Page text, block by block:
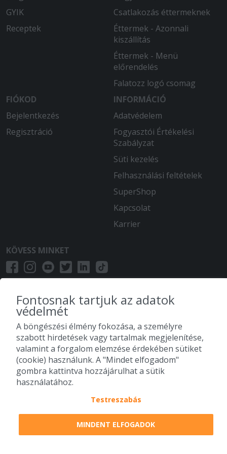
Köszönjük,minden finom volt,és külön
köszönöm,hogy mindig figyelembe
A rendelt ételek nagyon ízletesek
voltak, köszönöm! A házias ízek
2026-01-10 - Andrea:
Friss és nagyon finom ételt kaptunk!
Hideg és ázott volt minden,ahhoz
képest,hogy itt lakunk szemben.
Nagyon finom volt minden! Köszönöm
2025-12-09 - Gyorgy:
Finom volt
Rendben volt, mint mindig
2025-11-20 - István:
Tökéletes volt minden.
2025-11-13 - Ella:
Az étterem étlapja változatos,
mindenki megtalálhatja az ízlésének
jellemzi, visszaköszönnek a gyermekkor
ízei, amit a nagymama konyhájában
tapasztalhattunk. Az adagok
bőségesek, az árak normálisak. Amióta
GYIK
Receptek
Csatlakozás éttermeknek
Éttermek - Azonnali
kiszállítás
Éttermek - Menü
előrendelés
Falatozz logó csomag
FIÓKOD
Bejelentkezés
Regisztráció
INFORMÁCIÓ
Adatvédelem
Fogyasztói Értékelési
Szabályzat
Süti kezelés
Felhasználási feltételek
SuperShop
Kapcsolat
Karrier
KÖVESS MINKET
Fontosnak tartjuk az adatok
védelmét
A böngészési élmény fokozása, a személyre
szabott hirdetések vagy tartalmak megjelenítése,
valamint a forgalom elemzése érdekében sütiket
(cookie) használunk. A "Mindet elfogadom"
gombra kattintva hozzájárulhat a sütik
használatához.
Testreszabás
MINDENT ELFOGADOK